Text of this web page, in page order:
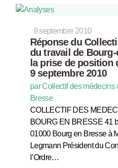
9 septembre 2010
Réponse du
du travail de
la prise de position
9 septembre 2010
par Collectif des médecins
Bresse
COLLECTIF DES
BOURG EN BRESSE 41
01000 Bourg en Bresse à
Legmann Président du
l’Ordre…